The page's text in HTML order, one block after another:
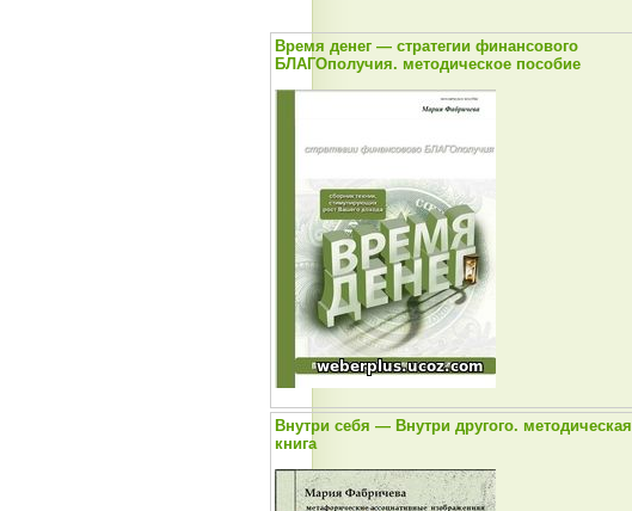
Время денег — стратегии финансового
БЛАГОполучия. методическое пособие
Внутри себя — Внутри другого. методическая
книга